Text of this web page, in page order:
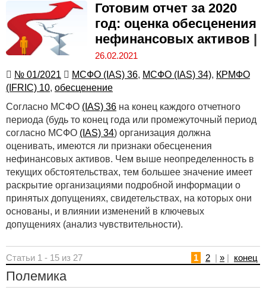
Готовим отчет за 2020
год: оценка обесценения
нефинансовых активов
26.02.2021
№ 01/2021
МСФО (IAS) 36, МСФО (IAS) 34), КРМФО
(IFRIC) 10, обесценение
Согласно МСФО (IAS) 36 на конец каждого отчетного
периода (будь то конец года или промежуточный период
согласно МСФО (IAS) 34) организация должна
оценивать, имеются ли признаки обесценения
нефинансовых активов. Чем выше неопределенность в
текущих обстоятельствах, тем большее значение имеет
раскрытие организациями подробной информации о
принятых допущениях, свидетельствах, на которых они
основаны, и влиянии изменений в ключевых
допущениях (анализ чувствительности).
Статьи 1 - 15 из 27 1 2 | » | конец
Полемика